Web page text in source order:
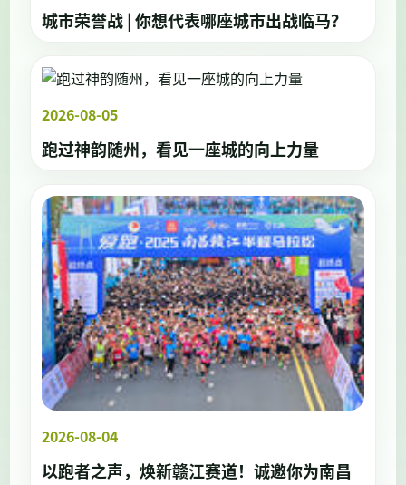
城市荣誉战 | 你想代表哪座城市出战临马？
2026-08-05
跑过神韵随州，看见一座城的向上力量
2026-08-04
以跑者之声，焕新赣江赛道！诚邀你为南昌